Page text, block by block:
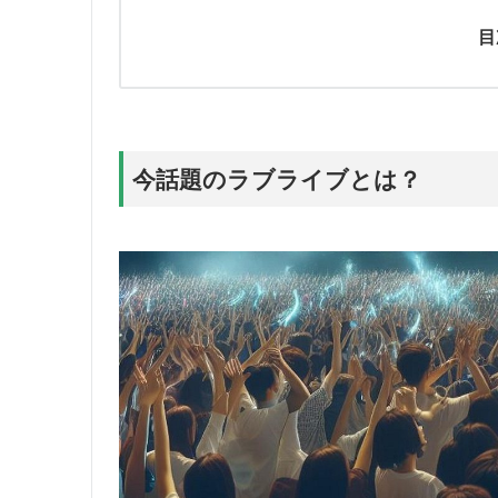
今話題のラブライブとは？